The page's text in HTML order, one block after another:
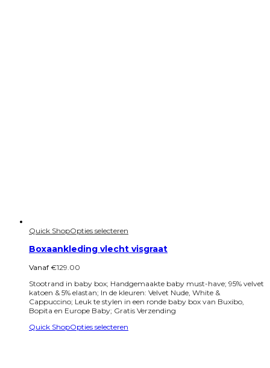
Quick ShopOpties selecteren
Boxaankleding vlecht visgraat
Vanaf €129.00
Stootrand in baby box; Handgemaakte baby must-have; 95% velvet
katoen & 5% elastan; In de kleuren: Velvet Nude, White &
Cappuccino; Leuk te stylen in een ronde baby box van Buxibo,
Bopita en Europe Baby; Gratis Verzending
Quick ShopOpties selecteren